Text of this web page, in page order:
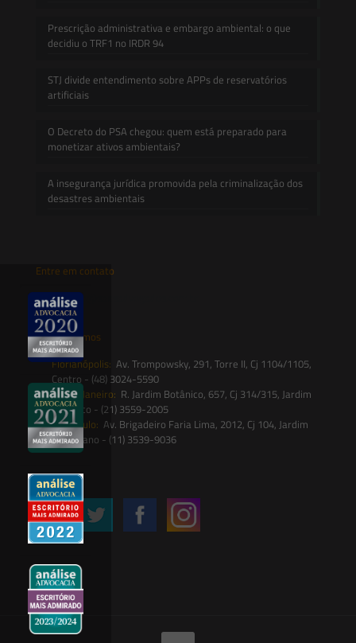
Prescrição administrativa e embargo ambiental: o que
decidiu o TRF1 no IRDR 94
STJ divide entendimento sobre APPs de reservatórios
artificiais
O Decreto do PSA chegou: quem está preparado para
monetizar ativos ambientais?
A insegurança jurídica promovida pela criminalização dos
desastres ambientais
Entre em contato
contato@saesadvogados.com.br
Onde estamos
Florianópolis: Av. Trompowsky, 291, Torre II, Cj 1104/1105,
Centro - (48) 3024-5590
Rio de Janeiro: R. Jardim Botânico, 657, Cj 314/315, Jardim
Botânico - (21) 3559-2005
São Paulo: Av. Brigadeiro Faria Lima, 2012, Cj 104, Jardim
Paulistano - (11) 3539-9036
Siga-nos